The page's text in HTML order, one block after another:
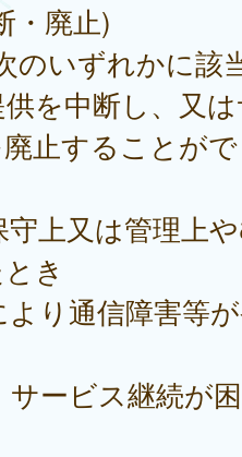
・廃止)
いずれかに該
を中断し、又
止することが
上又は管理上
き
り通信障害等
ービス継続が